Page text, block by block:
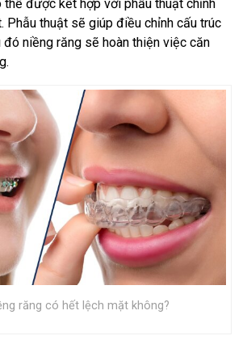
thể được kết hợp với phẫu thuật chỉnh
Phẫu thuật sẽ giúp điều chỉnh cấu trúc
niềng răng sẽ hoàn thiện việc căn
răng có hết lệch mặt không?